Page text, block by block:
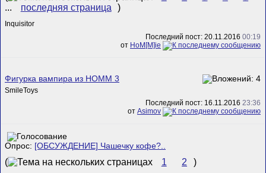
...
последняя страница )
Inquisitor
Последний пост: 20.11.2016 00:19
от HoM[M]ie
Фигурка вампира из HOMM 3
SmileToys
Последний пост: 16.11.2016 23:36
от Asimov
Опрос: [ОБСУЖДЕНИЕ] Чашечку кофе?..
( 1 2 )